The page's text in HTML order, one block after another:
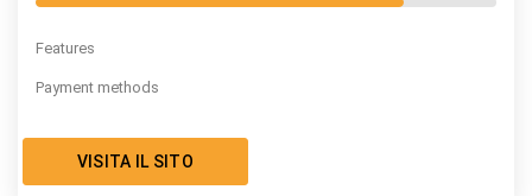
Features
Payment methods
VISITA IL SITO